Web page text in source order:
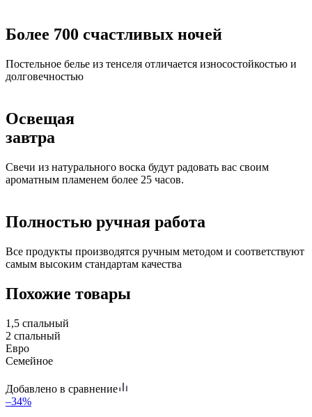
Более 700 счастливых ночей
Постельное белье из тенселя отличается износостойкостью и
долговечностью
Освещая
завтра
Свечи из натурального воска будут радовать вас своим
ароматным пламенем более 25 часов.
Полностью ручная работа
Все продукты производятся ручным методом и соответствуют
самым высоким стандартам качества
Похожие товары
1,5 спальный
2 спальный
Евро
Семейное
Добавлено в сравнение
–34%